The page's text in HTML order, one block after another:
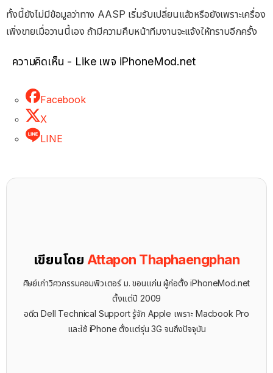
ทั้งนี้ยังไม่มีข้อมูลว่าทาง AASP เริ่มรับเปลี่ยนแล้วหรือยังเพราะเครื่อง
เพิ่งขายเมื่อวานนี้เอง ถ้ามีความคืบหน้าทีมงานจะแจ้งให้ทราบอีกครั้ง
ความคิดเห็น - Like เพจ iPhoneMod.net
Facebook
X
LINE
เขียนโดย Attapon Thaphaengphan
ศิษย์เก่าวิศวกรรมคอมพิวเตอร์ ม. ขอนแก่น ผู้ก่อตั้ง iPhoneMod.net
ตั้งแต่ปี 2009
อดีต Dell Technical Support รู้จัก ​Apple เพราะ Macbook Pro
และใช้ iPhone ตั้งแต่รุ่น 3G จนถึงปัจจุบัน